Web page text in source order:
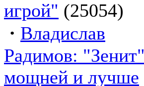
игрой" (25054)
· Владислав
Радимов: "Зенит"
мощней и лучше